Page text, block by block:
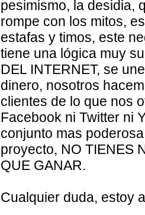
pesimismo, la desidia,
rompe con los mitos,
estafas y timos, este
tiene una lógica muy
DEL INTERNET, se
dinero, nosotros
clientes de lo que nos
Facebook ni Twitter ni
conjunto mas
proyecto, NO TIENES
QUE GANAR.
Cualquier duda, estoy